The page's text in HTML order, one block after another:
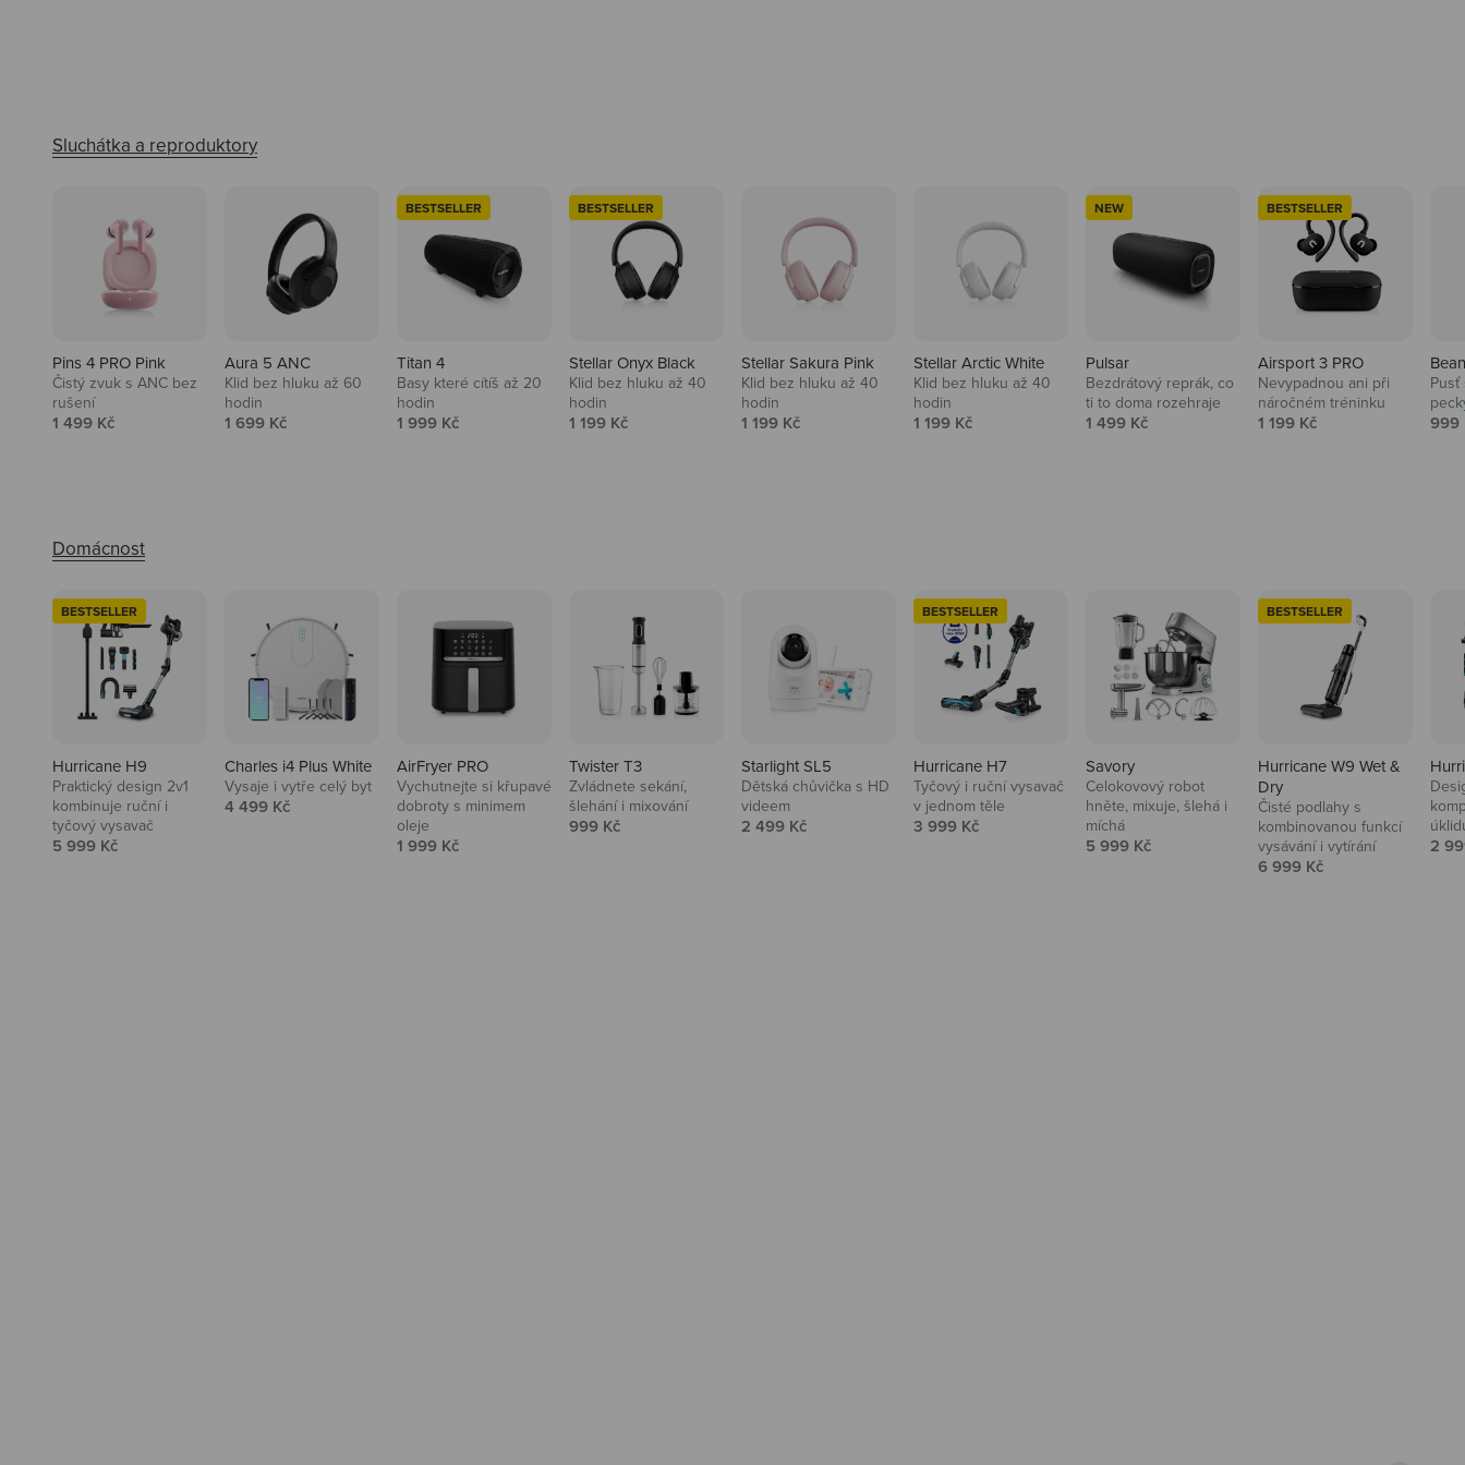
Pins 4 PRO Pink
Čistý zvuk s ANC bez
rušení
Prodejní cena
1 499 Kč
Aura 5 ANC
Klid bez hluku až 60
hodin
Prodejní cena
1 699 Kč
BESTSELLER
Titan 4
Basy které cítíš až 20
hodin
Prodejní cena
1 999 Kč
BESTSELLER
Stellar Onyx Black
Klid bez hluku až 40
hodin
Prodejní cena
1 199 Kč
Stellar Sakura Pink
Klid bez hluku až 40
hodin
Prodejní cena
1 199 Kč
Stellar Arctic White
Klid bez hluku až 40
hodin
Prodejní cena
1 199 Kč
NEW
Pulsar
Bezdrátový reprák, co
ti to doma rozehraje
Prodejní cena
1 499 Kč
BESTSELLER
Airsport 3 PRO
Nevypadnou ani při
náročném tréninku
Prodejní cena
1 199 Kč 999
BESTSELLER
Hurricane H9
Praktický design 2v1
kombinuje ruční i
tyčový vysavač
Prodejní cena
5 999 Kč
Charles i4 Plus White
Vysaje i vytře celý byt
Prodejní cena
4 499 Kč
AirFryer PRO
Vychutnejte si křupavé
dobroty s minimem
oleje
Prodejní cena
1 999 Kč
Twister T3
Zvládnete sekání,
šlehání i mixování
Prodejní cena
999 Kč
Starlight SL5
Dětská chůvička s HD
videem
Prodejní cena
2 499 Kč
BESTSELLER
Hurricane H7
Tyčový i ruční vysavač
v jednom těle
Prodejní cena
3 999 Kč
Savory
Celokovový robot
hněte, mixuje, šlehá i
míchá
Prodejní cena
5 999 Kč
BESTSELLER
Hurricane W9 Wet &
Dry
Čisté podlahy s
kombinovanou funkcí
vysávání i vytírání
Prodejní cena
6 999 Kč
2
Audio
Niceboy sluchátka a repráky ti
padnou do noty.
Domácnost
Vysavače, parťáci do kuchyně i